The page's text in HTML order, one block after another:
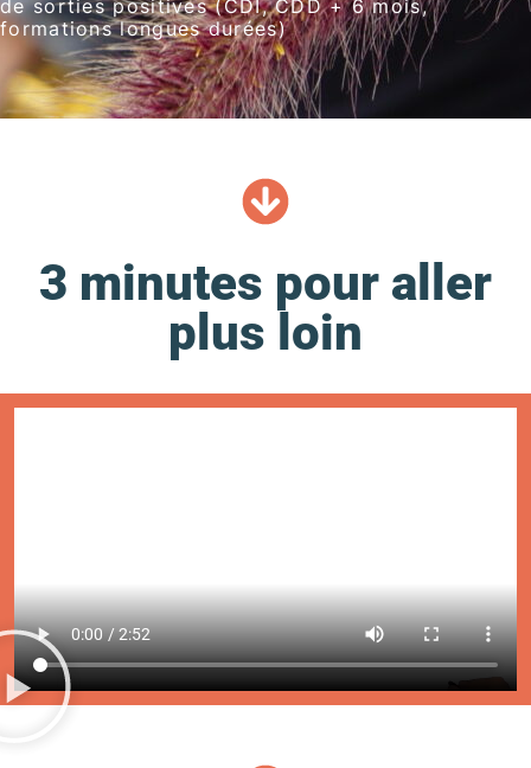
de sorties positives (CDI, CDD + 6 mois,
formations longues durées)
3 minutes pour aller
plus loin